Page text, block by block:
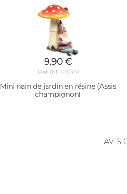
9,90 €
Ref. IMH-0269
Mini nain de jardin en résine (Assis
champignon)
AVIS